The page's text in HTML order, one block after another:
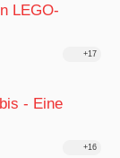
LEGO-
+17
- Eine
+16